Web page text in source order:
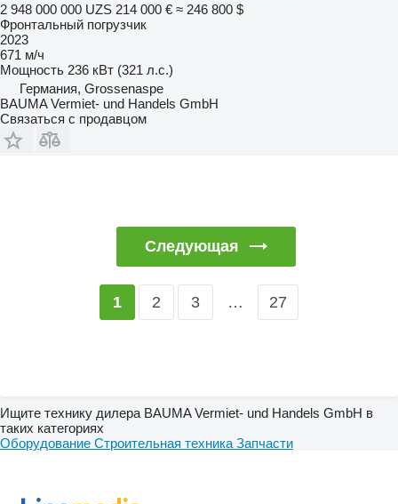
2 948 000 000 UZS 214 000 € ≈ 246 800 $
Фронтальный погрузчик
2023
671 м/ч
Мощность 236 кВт (321 л.с.)
Германия, Grossenaspe
BAUMA Vermiet- und Handels GmbH
Связаться с продавцом
Следующая
1 2 3 … 27
Ищите технику дилера BAUMA Vermiet- und Handels GmbH в
таких категориях
Оборудование Строительная техника Запчасти